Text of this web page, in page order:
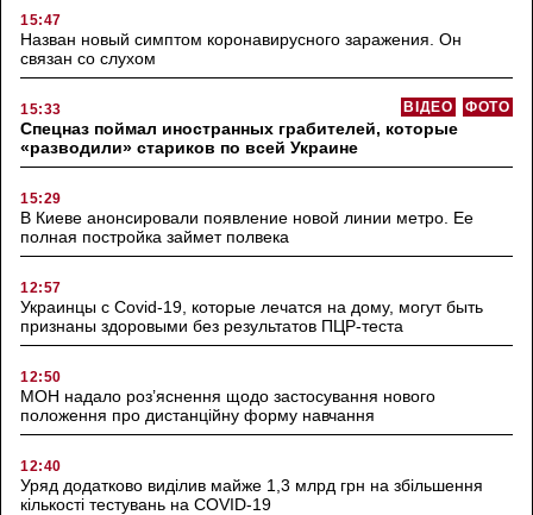
15:47
Назван новый симптом коронавирусного заражения. Он
связан со слухом
15:33 ФОТО
ВІДЕО
Спецназ поймал иностранных грабителей, которые
«разводили» стариков по всей Украине
15:29
В Киеве анонсировали появление новой линии метро. Ее
полная постройка займет полвека
12:57
Украинцы с Covid-19, которые лечатся на дому, могут быть
признаны здоровыми без результатов ПЦР-теста
12:50
МОН надало роз’яснення щодо застосування нового
положення про дистанційну форму навчання
12:40
Уряд додатково виділив майже 1,3 млрд грн на збільшення
кількості тестувань на COVID-19